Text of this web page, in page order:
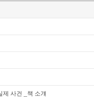
제 사건 _책 소걔